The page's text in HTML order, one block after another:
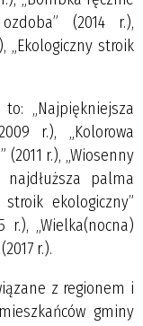
(2014 r.),
„Ekologiczny stroik
„Najpiękniejsza
r.), „Kolorowa
(2011 r.), „Wiosenny
najdłuższa palma
stroik ekologiczny”
r.), „Wielka(nocna)
r.).
z regionem i
gminy